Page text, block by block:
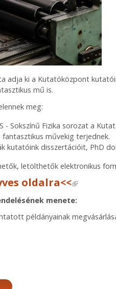
adja ki a Kutatóközpont
mű is.
meg:
- Sokszínű Fizika sorozat a
művekig terjednek.
kutatóink disszertációit, PhD
letölthetők elektronikus
oldalra<<(link is
menete:
példányainak